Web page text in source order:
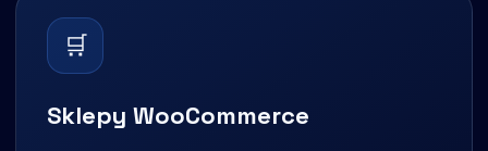
🛒
Sklepy WooCommerce